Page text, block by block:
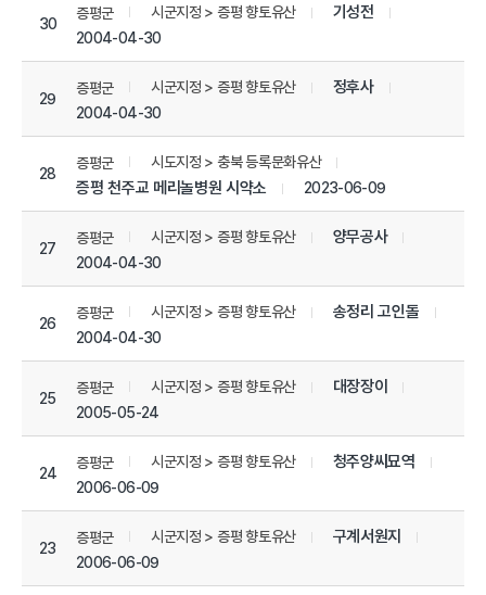
30
증평군 시군지정 > 증평 향토유산 기성전
2004-04-30
29
증평군 시군지정 > 증평 향토유산 정후사
2004-04-30
28
증평군 시도지정 > 충북 등록문화유산
증평 천주교 메리놀병원 시약소 2023-06-09
27
증평군 시군지정 > 증평 향토유산 양무공사
2004-04-30
26
증평군 시군지정 > 증평 향토유산 송정리 고인돌
2004-04-30
25
증평군 시군지정 > 증평 향토유산 대장장이
2005-05-24
24
증평군 시군지정 > 증평 향토유산 청주양씨묘역
2006-06-09
23
증평군 시군지정 > 증평 향토유산 구계서원지
2006-06-09